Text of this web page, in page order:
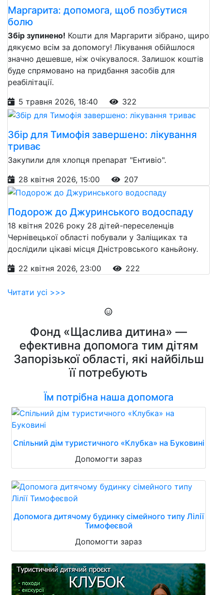
Маргарита: допомога, щоб позбутися
болю
Збір зупинено! Кошти для Маргарити зібрано, щиро
дякуємо всім за допомогу! Лікування обійшлося
значно дешевше, ніж очікувалося. Залишок коштів
буде спрямовано на придбання засобів для
реабілітації.
5 травня 2026, 18:40
322
Збір для Тимофія завершено: лікування
триває
Закупили для хлопця препарат "Ентивіо".
28 квітня 2026, 15:00
207
Подорож до Джуринського водоспаду
18 квітня 2026 року 28 дітей-переселенців
Чернівецької області побували у Заліщиках та
дослідили цікаві місця Дністровського каньйону.
22 квітня 2026, 23:00
222
Читати усі >>>
Фонд «Щаслива дитина» —
ефективна допомога тим дітям
Запорізької області, які найбільш
її потребують
Їм потрібна наша допомога
Спільний дім туристичного «Клубка» на Буковині
Допомогти зараз
Допомога дитячому будинку сімейного типу Лілії
Тимофеєвой
Допомогти зараз